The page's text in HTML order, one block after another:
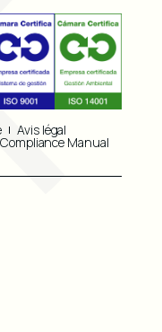
Avis légal
Compliance Manual